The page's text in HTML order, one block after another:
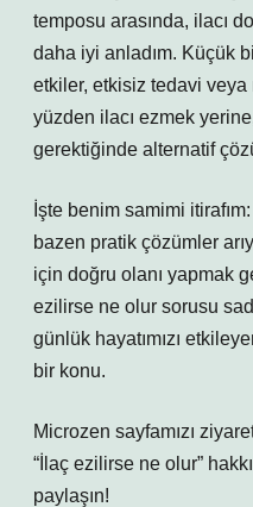
temposu arasında, ilacı
daha iyi anladım. Küçük
etkiler, etkisiz tedavi veya
yüzden ilacı ezmek
gerektiğinde alternatif
İşte benim samimi
bazen pratik çözümler
için doğru olanı yapmak
ezilirse ne olur sorusu
günlük hayatımızı
bir konu.
Microzen sayfamızı
“İlaç ezilirse ne olur”
paylaşın!